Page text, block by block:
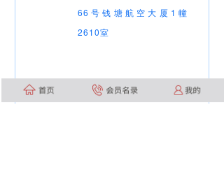
66号钱塘航空大厦1幢
2610室